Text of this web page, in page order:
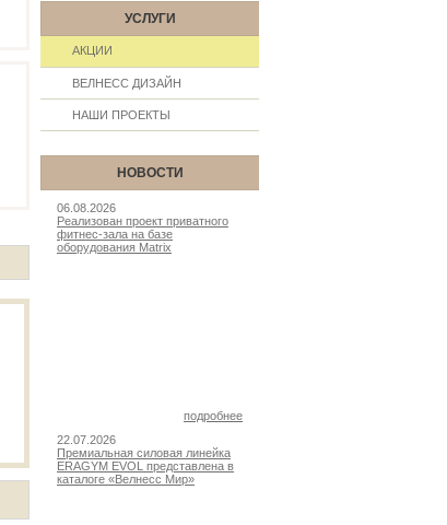
УСЛУГИ
АКЦИИ
ВЕЛНЕСС ДИЗАЙН
НАШИ ПРОЕКТЫ
НОВОСТИ
06.08.2026
Реализован проект приватного
фитнес-зала на базе
оборудования Matrix
подробнее
22.07.2026
Премиальная силовая линейка
ERAGYM EVOL представлена в
каталоге «Велнесс Мир»